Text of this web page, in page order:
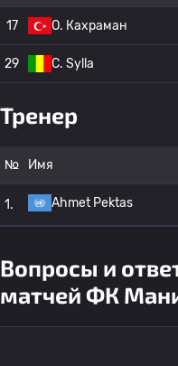
17 О. Кахраман
29 C. Sylla
Тренер
№ Имя
1. Ahmet Pektas
Вопросы и
матчей ФК